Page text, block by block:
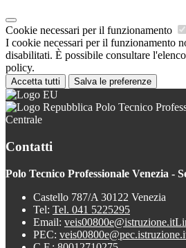
Cookie necessari per il funzionamento
I cookie necessari per il funzionamento
disabilitati. È possibile consultare
policy.
Accetta tutti Salva le preferenze
Polo Tecnico
Centrale
Contatti
Polo Tecnico Professionale Venezia -
Castello 787/A 30122 Venezia
Tel: Tel. 041 5225295
Email: veis00800e@istruzione.it
PEC: